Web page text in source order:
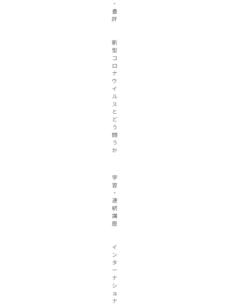
・
書
評
新
型
コ
ロ
ナ
ウ
イ
ル
ス
と
ど
う
闘
う
か
学
習
・
連
続
講
座
イ
ン
タ
ー
ナ
シ
ョ
ナ